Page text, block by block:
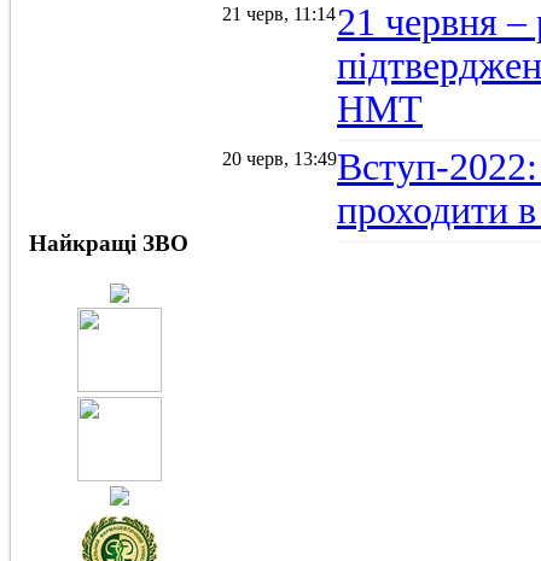
21 черв, 11:1421 червня –
НМТ
20 черв, 13:49Вступ-
проходити в
Найкращі ЗВО